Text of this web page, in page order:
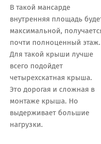
В такой мансарде
внутренняя площадь
максимальной,
почти полноценный этаж.
Для такой крыши лучше
всего подойдет
четырехскатная крыша.
Это дорогая и сложная в
монтаже крыша. Но
выдерживает большие
нагрузки.